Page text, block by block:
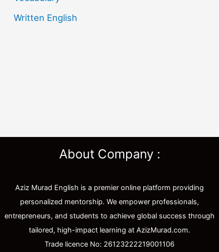
Written English
About Company :
Aziz Murad English is a premier online platform providing
personalized mentorship. We empower professionals,
entrepreneurs, and students to achieve global success through
tailored, high-impact learning at AzizMurad.com.
Trade licence No: 26123222219001106